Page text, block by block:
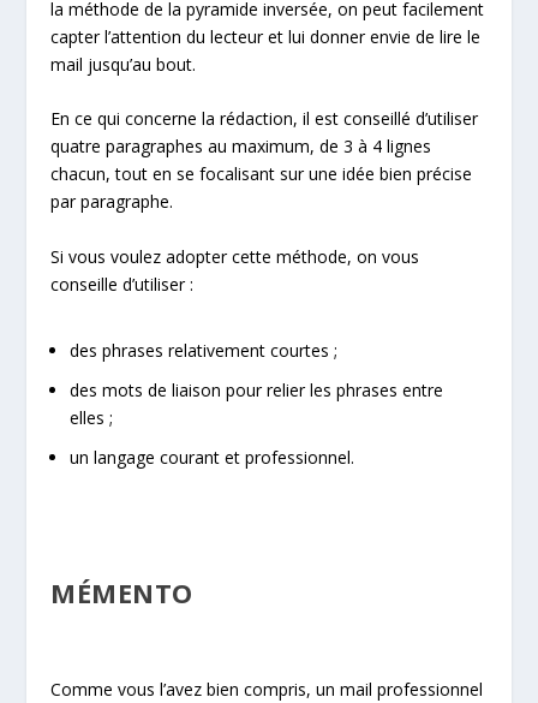
la méthode de la pyramide inversée, on peut facilement
capter l’attention du lecteur et lui donner envie de lire le
mail jusqu’au bout.
En ce qui concerne la rédaction, il est conseillé d’utiliser
quatre paragraphes au maximum, de 3 à 4 lignes
chacun, tout en se focalisant sur une idée bien précise
par paragraphe.
Si vous voulez adopter cette méthode, on vous
conseille d’utiliser :
des phrases relativement courtes ;
des mots de liaison pour relier les phrases entre
elles ;
un langage courant et professionnel.
MÉMENTO
Comme vous l’avez bien compris, un mail professionnel